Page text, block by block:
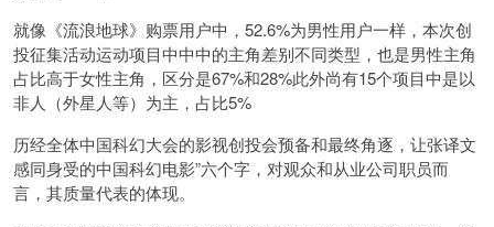
就像《流浪地球》购票用户中，52.6%为男性用户一样，本次创
投征集活动运动项目中中中的主角差别不同类型，也是男性主角
占比高于女性主角，区分是67%和28%此外尚有15个项目中是以
非人（外星人等）为主，占比5%
历经全体中国科幻大会的影视创投会预备和最终角逐，让张译文
感同身受的中国科幻电影”六个字，对观众和从业公司职员而
言，其质量代表的体现。